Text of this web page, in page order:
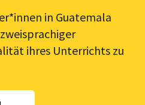
in Guatemala
ihres Unterrichts zu